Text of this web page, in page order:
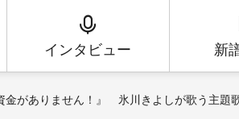
インタビュー 新
がありません！』 氷川きよしが歌う主題